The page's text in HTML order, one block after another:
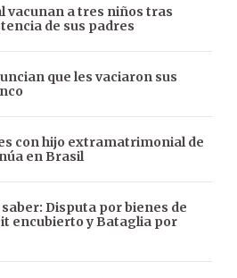
vacunan a tres niños tras
de sus padres
que les vaciaron sus
con hijo extramatrimonial de
en Brasil
Disputa por bienes de
encubierto y Bataglia por